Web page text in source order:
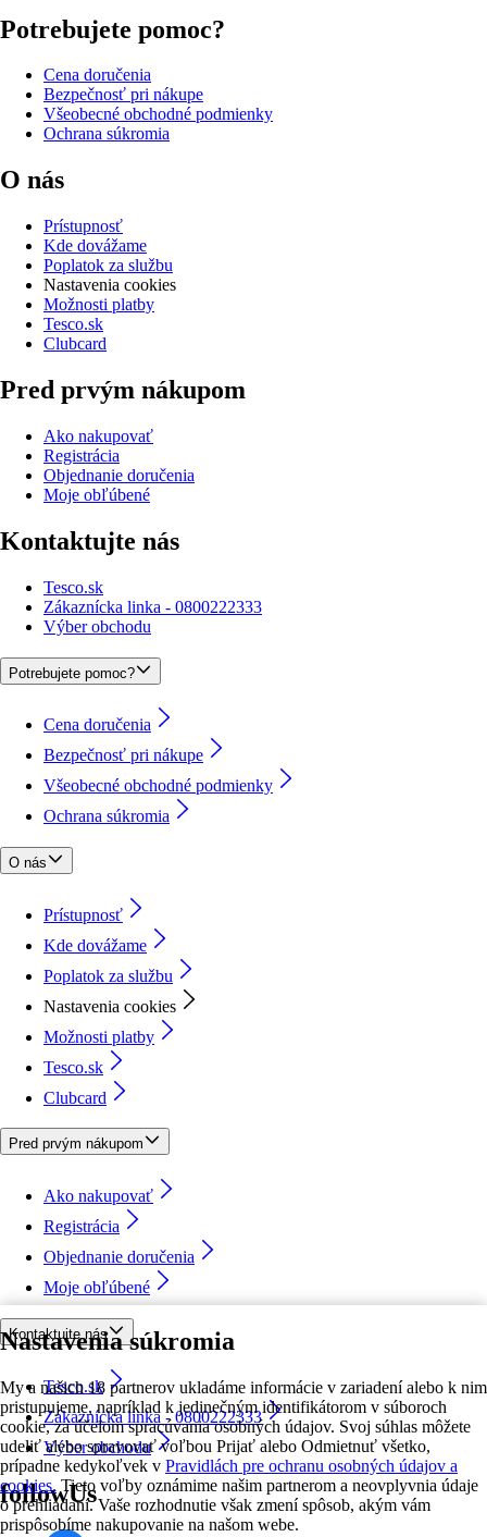
Nastavenia súkromia
My a našich 18 partnerov ukladáme informácie v zariadení alebo k nim
pristupujeme, napríklad k jedinečným identifikátorom v súboroch
cookie, za účelom spracúvania osobných údajov. Svoj súhlas môžete
udeliť alebo spravovať voľbou Prijať alebo Odmietnuť všetko,
prípadne kedykoľvek v Pravidlách pre ochranu osobných údajov a
cookies. Tieto voľby oznámime našim partnerom a neovplyvnia údaje
o prehliadaní. Vaše rozhodnutie však zmení spôsob, akým vám
prispôsobíme nakupovanie na našom webe.
Potrebujete pomoc?
Cena doručenia
Bezpečnosť pri nákupe
Všeobecné obchodné podmienky
Ochrana súkromia
O nás
Prístupnosť
Kde dovážame
Poplatok za službu
Nastavenia cookies
Možnosti platby
Tesco.sk
Clubcard
Pred prvým nákupom
Ako nakupovať
Registrácia
Objednanie doručenia
Moje obľúbené
Kontaktujte nás
Tesco.sk
Zákaznícka linka - 0800222333
Výber obchodu
Potrebujete pomoc?
Cena doručenia
Bezpečnosť pri nákupe
Všeobecné obchodné podmienky
Ochrana súkromia
O nás
Prístupnosť
Kde dovážame
Poplatok za službu
Nastavenia cookies
Možnosti platby
Tesco.sk
Clubcard
Pred prvým nákupom
Ako nakupovať
Registrácia
Objednanie doručenia
Moje obľúbené
Kontaktujte nás
Tesco.sk
Zákaznícka linka - 0800222333
Výber obchodu
followUs